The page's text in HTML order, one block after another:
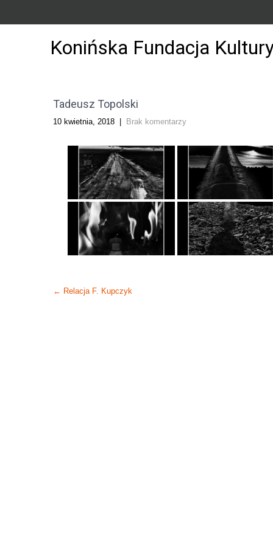
Konińska Fundacja
Tadeusz Topolski
10 kwietnia, 2018 Brak komentarzy
Post
← Relacja F. Kupczyk